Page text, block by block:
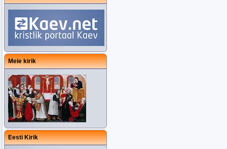
Meie kirik
Eesti Kirik